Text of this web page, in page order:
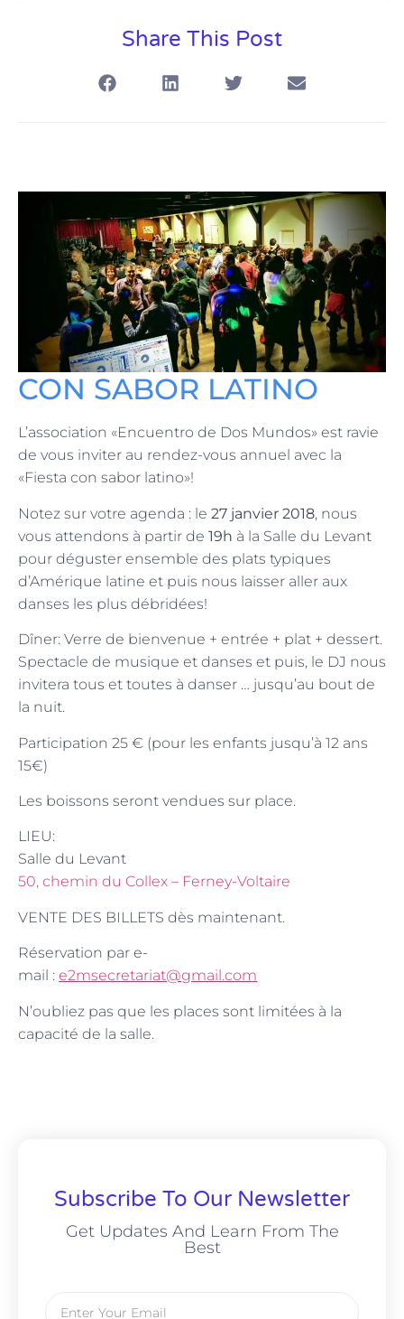
Share This Post
CON SABOR LATINO
L’association «Encuentro de Dos Mundos» est ravie
de vous inviter au rendez-vous annuel avec la
«Fiesta con sabor latino»!
Notez sur votre agenda : le 27 janvier 2018, nous
vous attendons à partir de 19h à la Salle du Levant
pour déguster ensemble des plats typiques
d’Amérique latine et puis nous laisser aller aux
danses les plus débridées!
Dîner: Verre de bienvenue + entrée + plat + dessert.
Spectacle de musique et danses et puis, le DJ nous
invitera tous et toutes à danser … jusqu’au bout de
la nuit.
Participation 25 € (pour les enfants jusqu’à 12 ans
15€)
Les boissons seront vendues sur place.
LIEU:
Salle du Levant
50, chemin du Collex – Ferney-Voltaire
VENTE DES BILLETS dès maintenant.
Réservation par e-
mail : e2msecretariat@gmail.com
N’oubliez pas que les places sont limitées à la
capacité de la salle.
Subscribe To Our Newsletter
Get Updates And Learn From The
Best